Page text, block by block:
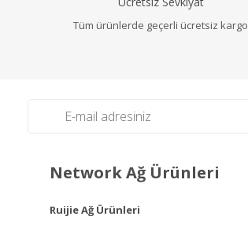
pahalı.
olmalı.
Tüm ürünlerde geçerli ücretsiz kargo
Network Ağ Ürünleri
Ruijie Ağ Ürünleri